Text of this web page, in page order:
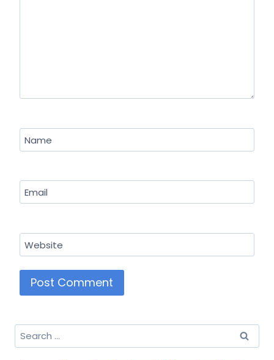
Name
Email
Website
Search
for: